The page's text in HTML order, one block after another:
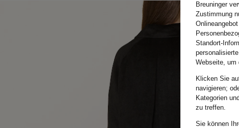
Breuninger
Zustimmung
Standort-
Webseite, um
Klicken Sie
navigieren;
Kategorien
zu treffen.
Sie können